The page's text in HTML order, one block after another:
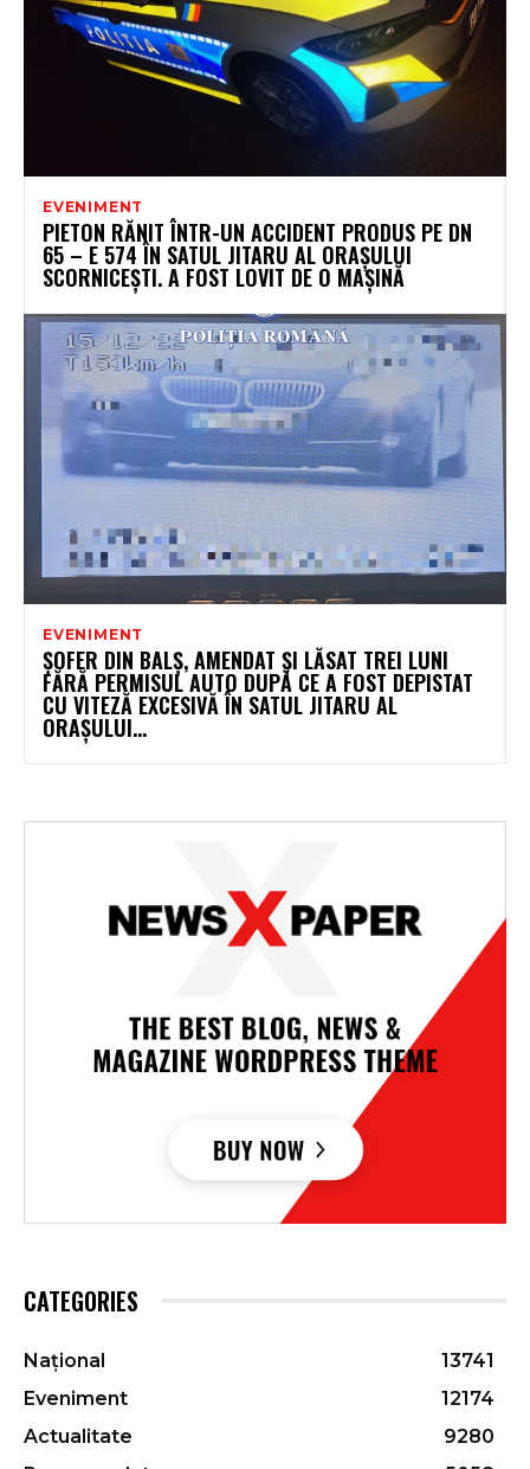
EVENIMENT
PIETON RĂNIT ÎNTR-UN ACCIDENT PRODUS PE DN
65 – E 574 ÎN SATUL JITARU AL ORAȘULUI
SCORNICEȘTI. A FOST LOVIT DE O MAȘINĂ
EVENIMENT
ȘOFER DIN BALȘ, AMENDAT ȘI LĂSAT TREI LUNI
FĂRĂ PERMISUL AUTO DUPĂ CE A FOST DEPISTAT
CU VITEZĂ EXCESIVĂ ÎN SATUL JITARU AL
ORAȘULUI...
CATEGORIES
Național
13741
Eveniment
12174
Actualitate
9280